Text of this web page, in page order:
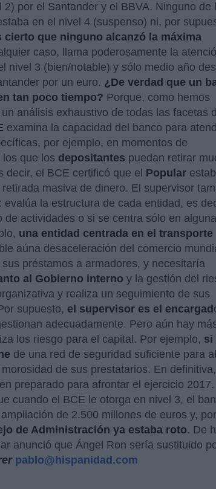
por el Santander y el BBVA. Ninguno de
en el nivel 4 (suspenso) ni, por
cierto que ninguno alcanzó la máxima
caso, llama poderosamente la
nivel 3 (bien/notable) y sólo medio año
por un euro. ¿De verdad que un
tan poco tiempo? Porque, como hemos
análisis exhaustivo de todas las facetas
examina la capacidad del banco para
por ejemplo, en momentos de
que los depositantes puedan retirar
el BCE certificó que el Popular
masiva de dinero. El supervisor
la estructura de cada entidad, es
de actividades o si se centra sólo en
una entidad centrada en el transporte
aúna desaceleración del comercio
préstamos a armadores, y necesitaría
al Gobierno interno y la gestión del
y realiza un seguimiento de sus
supuesto, el supervisor es el encargad
adecuadamente. Pero aún hay
los riesgo para el capital. Por ejemplo, si
de una red de seguridad suficiente para
de sus prestatarios. En
preparado para afrontar el ejercicio 2017.
cuando el BCE le otorga en nivel 3, el
de 2.500 millones de euros y,
de Administración ya estaba roto. De
anunció que Ángel Ron sería sustituido
pablo@hispanidad.com